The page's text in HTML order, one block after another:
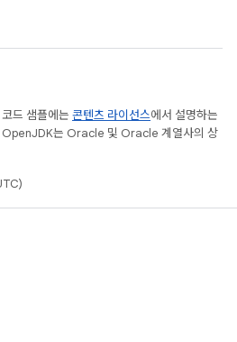
드 샘플에는 콘텐츠 라이선스에서 설명하는
OpenJDK는 Oracle 및 Oracle 계열사의 상